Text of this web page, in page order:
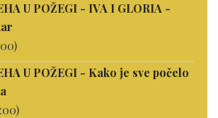
U POŽEGI - IVA I GLORIA -
U POŽEGI - Kako je sve počelo